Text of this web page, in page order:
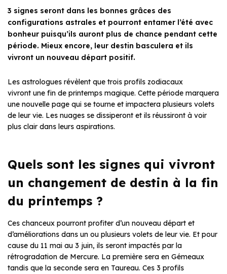
3 signes seront dans les bonnes grâces des
configurations astrales et pourront entamer l’été avec
bonheur puisqu’ils auront plus de chance pendant cette
période. Mieux encore, leur destin basculera et ils
vivront un nouveau départ positif.
Les astrologues révèlent que trois profils zodiacaux
vivront une fin de printemps magique. Cette période marquera
une nouvelle page qui se tourne et impactera plusieurs volets
de leur vie. Les nuages se dissiperont et ils réussiront à voir
plus clair dans leurs aspirations.
Quels sont les signes qui vivront
un changement de destin à la fin
du printemps ?
Ces chanceux pourront profiter d’un nouveau départ et
d’améliorations dans un ou plusieurs volets de leur vie. Et pour
cause du 11 mai au 3 juin, ils seront impactés par la
rétrogradation de Mercure. La première sera en Gémeaux
tandis que la seconde sera en Taureau. Ces 3 profils